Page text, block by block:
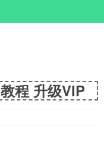
教程 升级VIP